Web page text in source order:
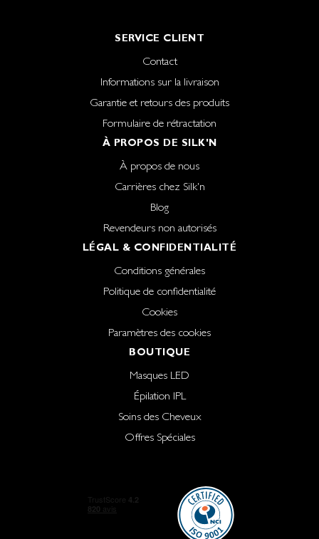
SERVICE CLIENT
Contact
Informations sur la livraison
Garantie et retours des produits
Formulaire de rétractation
À PROPOS DE SILK'N
À propos de nous
Carrières chez Silk'n
Blog
Revendeurs non autorisés
LÉGAL & CONFIDENTIALITÉ
Conditions générales
Politique de confidentialité
Cookies
Paramètres des cookies
BOUTIQUE
Masques LED
Épilation IPL
Soins des Cheveux
Offres Spéciales